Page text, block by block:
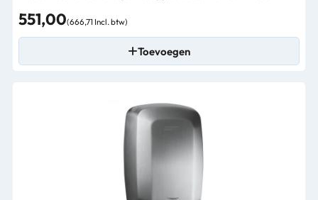
551,00(666,71 Incl. btw)
Toevoegen